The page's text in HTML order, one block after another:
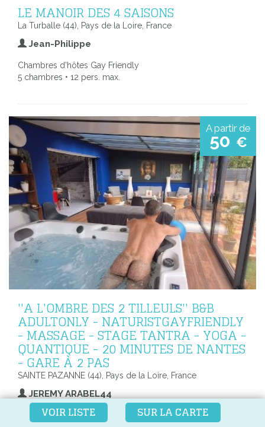
LE MANOIR DES 4 SAISONS
La Turballe (44), Pays de la Loire, France
Jean-Philippe
Chambres d'hôtes Gay Friendly
5 chambres • 12 pers. max.
A partir de
50 €
''A L'OMBRE DES 2 TILLEULS'' B&B
ADULTONLY - NATURISTGAYFRIENDLY
- MASSAGE - STAGE TANTRA - YOGA -
QUANTIQUE - 20 MINUTES DE NANTES
- GARE À 2 PAS
SAINTE PAZANNE (44), Pays de la Loire, France
JEREMY ARABEL44
Chambres d'hôtes Gay Friendly
VOIR LISTE SUR LA CARTE